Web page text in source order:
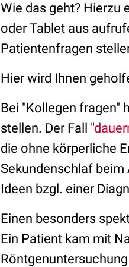
Wie das geht? Hierzu
oder Tablet aus
Patientenfragen
Hier wird Ihnen
Bei "Kollegen fragen"
stellen. Der Fall "
die ohne körperliche
Sekundenschlaf beim
Ideen bzgl. einer
Einen besonders
Ein Patient kam mit